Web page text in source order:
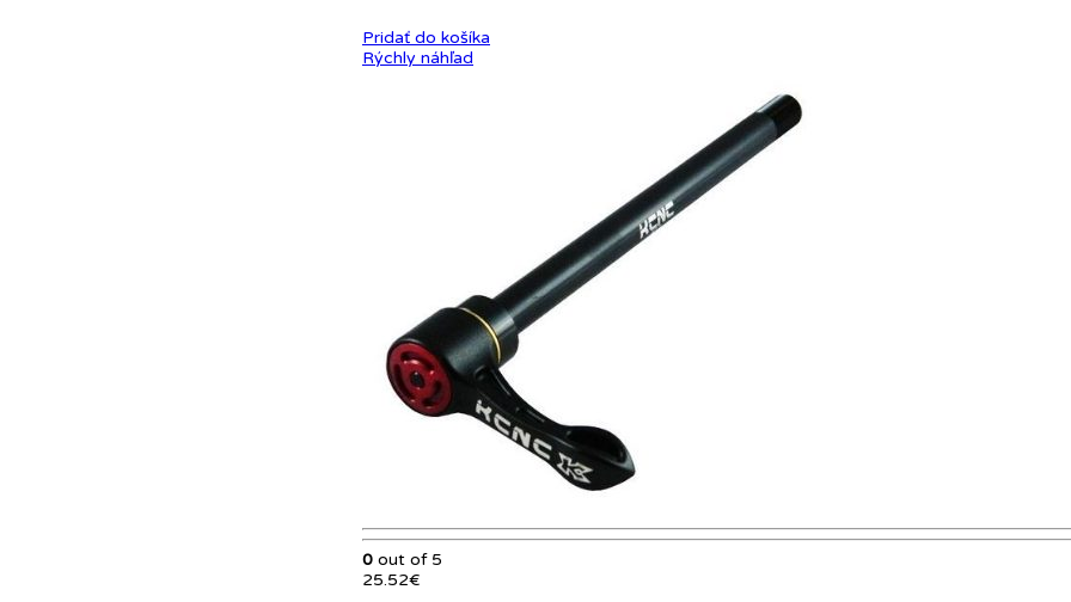
Pridať do košíka
Rýchly náhľad
0 out of 5
25.52€